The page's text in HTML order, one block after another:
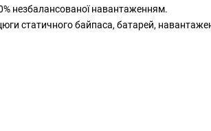
незбалансованої навантаженням.
статичного байпаса, батарей,